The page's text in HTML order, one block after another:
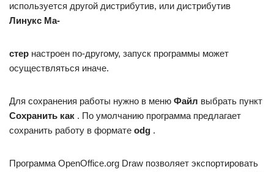
используется другой дистрибутив, или дистрибутив
Линукс Ма-
стер настроен по-другому, запуск программы может
осуществляться иначе.
Для сохранения работы нужно в меню Файл выбрать пункт
Сохранить как . По умолчанию программа предлагает
сохранить работу в формате odg .
Программа OpenOffice.org Draw позволяет экспортировать